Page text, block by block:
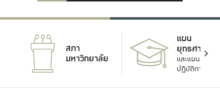
สภา
มหาวิทยาลัย
แผน
ยุทธศาสตร์
และแผน
ปฏิบัติการ